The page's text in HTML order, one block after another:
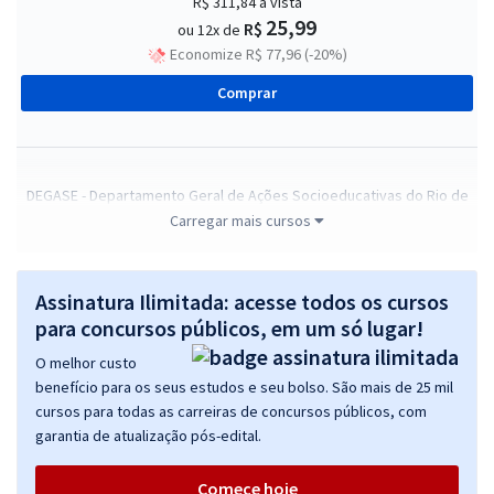
ou 12x de R$ 25,99
Economize R$ 77,96 (-20%)
Comprar
DEGASE - Departamento Geral de Ações Socioeducativas do Rio de
Janeiro - Estatístico
27,72
Economize R$ 83,16 (-20%)
Comprar
DEGASE - Departamento Geral de Ações Socioeducativas do Rio de
Janeiro - Analista de Tecnologia da Informação
Carregar mais cursos
Assinatura Ilimitada: acesse todos os cursos
para concursos públicos, em um só lugar!
O melhor custo
benefício para os seus estudos e seu bolso. São mais de 25 mil
cursos para todas as carreiras de concursos públicos, com
garantia de atualização pós-edital.
Comece hoje